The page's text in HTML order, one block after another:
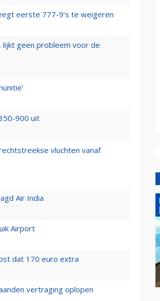
eerste 777-9’s te weigeren
geen probleem voor de
900 uit
vluchten vanaf
Air India
Airport
dat 170 euro extra
vertraging oplopen